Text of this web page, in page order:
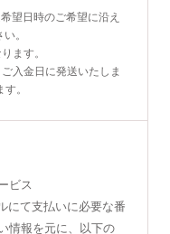
望日時のご希望に沿え
。
ます。
入金日に発送いたしま
。
ビス
にて支払いに必要な番
情報を元に、以下の